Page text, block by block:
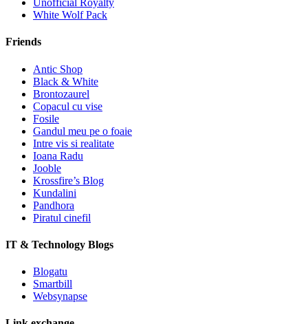
Unofficial Royalty
White Wolf Pack
Friends
Antic Shop
Black & White
Brontozaurel
Copacul cu vise
Fosile
Gandul meu pe o foaie
Intre vis si realitate
Ioana Radu
Jooble
Krossfire’s Blog
Kundalini
Pandhora
Piratul cinefil
IT & Technology Blogs
Blogatu
Smartbill
Websynapse